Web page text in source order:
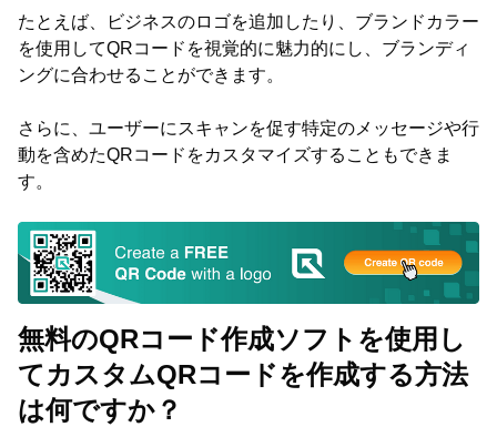
たとえば、ビジネスのロゴを追加したり、ブランドカラー
を使用してQRコードを視覚的に魅力的にし、ブランディ
ングに合わせることができます。
さらに、ユーザーにスキャンを促す特定のメッセージや行
動を含めたQRコードをカスタマイズすることもできま
す。
無料のQRコード作成ソフトを使用し
てカスタムQRコードを作成する方法
は何ですか？